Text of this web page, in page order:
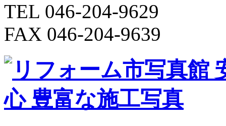
TEL 046-204-9629
FAX 046-204-9639